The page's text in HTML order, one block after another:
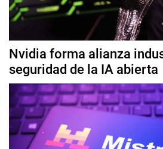
Nvidia forma alianza
seguridad de la IA abierta